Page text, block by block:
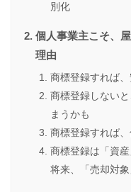
別化
個人事業主こそ、
理由
商標登録すれば
商標登録しない
まうかも
商標登録すれば
商標登録は「資
将来、「売却対